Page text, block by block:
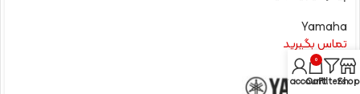
Yamaha
تماس بگیرید
Shop
Filters
0
Cart
My account